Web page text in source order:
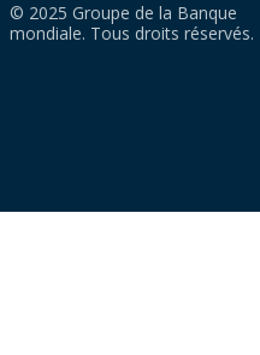
© 2025 Groupe de la Banque
mondiale. Tous droits réservés.